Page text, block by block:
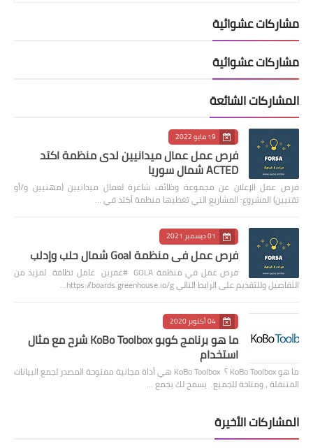
مشاركات عشوائية
مشاركات عشوائية
المشاركات الشائعة
19 مايو 2022
فرص عمل عمال ميدانيين لدى منظمة اكتد
ACTED شمال سوريا
فرص عمل الإعلان عن مجموعة وظائف شاغرة لعمال ميدانيين (مهنيين و/أو
تقنيين) المشروع: المشاريع التي تغطيها منظمة أكتد في …
01 ديسمبر 2021
فرص عمل في منظمة Goal شمال حلب وإدلب
فرص عمل في منظمة GOLA #عفرين عامل نظافة لمزيد من
التفاصيل وللتقديم على الرابط التالي https://boards.greenhouse.io/g…
04 أكتوبر 2020
ما هو برنامج كوبو KoBo Toolbox شرح مع مثال
استخدام
ما هو KoBo Toolbox ؟ KoBo Toolbox هي أداة مجانية مفتوحة المصدر لجمع البيانات
المتنقلة ، ومتاحة للجميع. يسمح لك بجمع …
المشاركات الأخيرة